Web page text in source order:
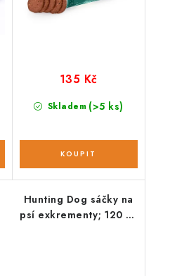
Skladem (>5 ks)
135 Kč
Hunting Dog sáčky na
psí exkrementy; 120 ks